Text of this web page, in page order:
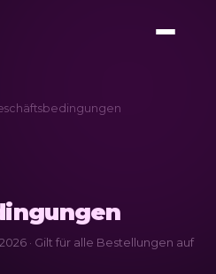
· Gilt für alle Bestellungen auf